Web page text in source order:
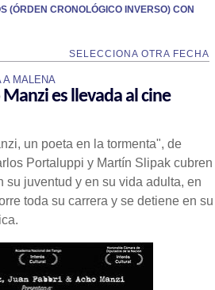
(ÓRDEN CRONOLÓGICO INVERSO) CON
SELECCIONA OTRA FECHA
A MALENA
es llevada al cine
un poeta en la tormenta", de
Portaluppi y Martín Slipak cubren
su juventud y en su vida adulta, en
toda su carrera y se detiene en su